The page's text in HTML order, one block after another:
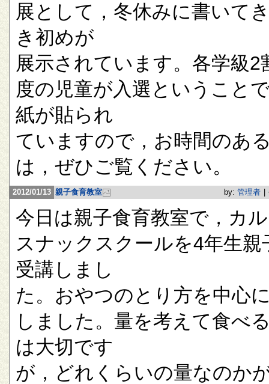
展として，冬休みに書いて
き初めが
展示されています。各学級2
度の児童が入選ということ
紙が貼られ
ていますので，お時間のあ
は，ぜひご覧ください。
2012/01/13 親子食育教室 by: 管理者
今日は親子食育教室で，カ
スナックスクールを4年生親
受講しまし
た。おやつのとり方を中心
しました。量を考えて食べ
は大切です
が，どれくらいの量なのか